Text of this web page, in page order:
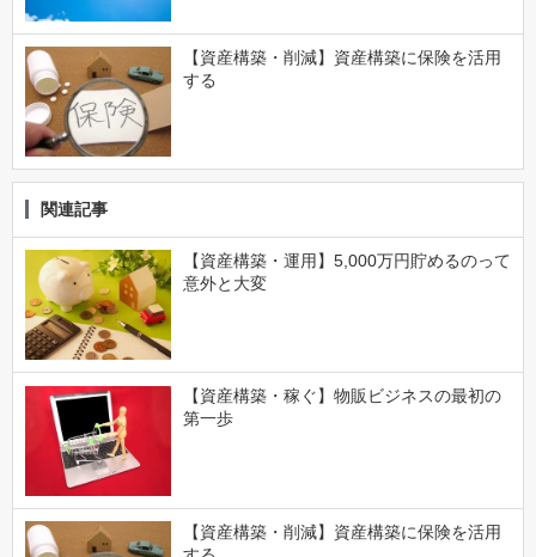
【資産構築・削減】資産構築に保険を活用
する
関連記事
【資産構築・運用】5,000万円貯めるのって
意外と大変
【資産構築・稼ぐ】物販ビジネスの最初の
第一歩
【資産構築・削減】資産構築に保険を活用